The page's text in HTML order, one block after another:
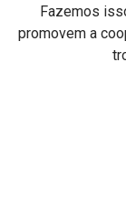
Fazemos
promovem a